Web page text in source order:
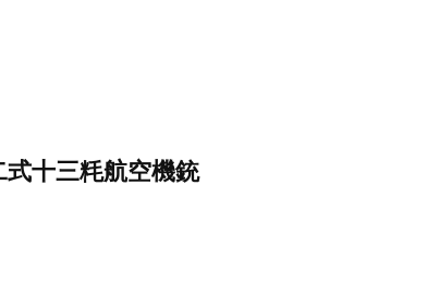
十三粍航空機銃